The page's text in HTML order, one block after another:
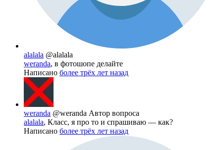
alalala @alalala
weranda, в фотошопе делайте
Написано более трёх лет назад
weranda @weranda Автор вопроса
alalala, Класс, я про то и спрашиваю — как?
Написано более трёх лет назад